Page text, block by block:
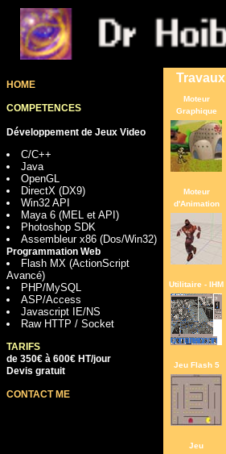
HOME
COMPETENCES
Développement de Jeux Video
C/C++
Java
OpenGL
DirectX (DX9)
Win32 API
Maya 6 (MEL et API)
Photoshop SDK
Assembleur x86 (Dos/Win32)
Programmation Web
Flash MX (ActionScript
Avancé)
PHP/MySQL
ASP/Access
Javascript IE/NS
Raw HTTP / Socket
TARIFS
de 350€ à 600€ HT/jour
Devis gratuit
CONTACT ME
Travaux
Moteur
Graphique
Moteur
d'Animation
Utilitaire - IHM
Jeu Flash 5
Jeu